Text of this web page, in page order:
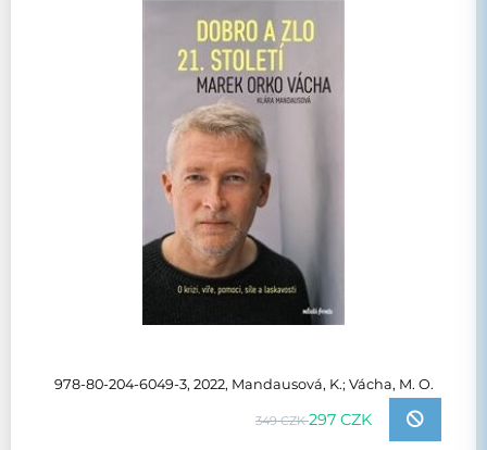
978-80-204-6049-3, 2022, Mandausová, K.; Vácha, M. O.
349 CZK297 CZK